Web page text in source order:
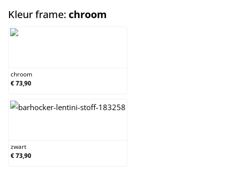
Kleur frame: chroom
chroom
€ 73,90
zwart
€ 73,90